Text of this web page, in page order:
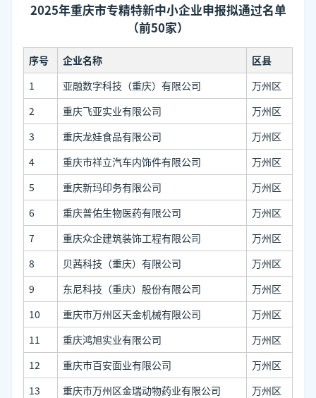
2025年重庆市专精特新中小企业申报拟通过名单
（前50家）
序号 企业名称
区县
1
亚融数字科技（重庆）有限公司
万州区
2
重庆飞亚实业有限公司
万州区
3
重庆龙娃食品有限公司
万州区
4
重庆市祥立汽车内饰件有限公司
万州区
5
重庆新玛印务有限公司
万州区
6
重庆普佑生物医药有限公司
万州区
7
重庆众企建筑装饰工程有限公司
万州区
8
贝茜科技（重庆）有限公司
万州区
9
东尼科技（重庆）股份有限公司
万州区
10
重庆市万州区天金机械有限公司
万州区
11
重庆鸿旭实业有限公司
万州区
12
重庆市百安面业有限公司
万州区
13
重庆市万州区金瑞动物药业有限公司
万州区